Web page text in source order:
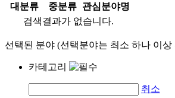
대분류
중분류
관심분야명
검색결과가 없습니다.
선택된 분야 (선택분야는 최소 하나 이
카테고리
취소